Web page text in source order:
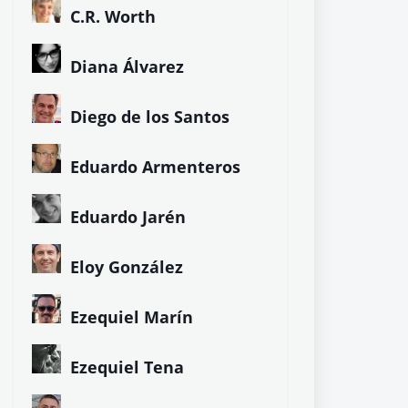
C.R. Worth
Diana Álvarez
Diego de los Santos
Eduardo Armenteros
Eduardo Jarén
Eloy González
Ezequiel Marín
Ezequiel Tena